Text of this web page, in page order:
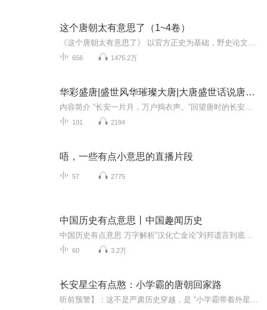
这个唐朝太有意思了（1~4卷）
656 1475.2万
华彩盛唐|盛世风华璀璨大唐|大唐盛世话说唐朝有意思的唐朝史
101 2194
唔，一些有点小意思的直播片段
57 2775
中国历史有点意思丨中国趣闻历史
60 3.2万
长安星尘有点憨：小学霸的唐朝回家路